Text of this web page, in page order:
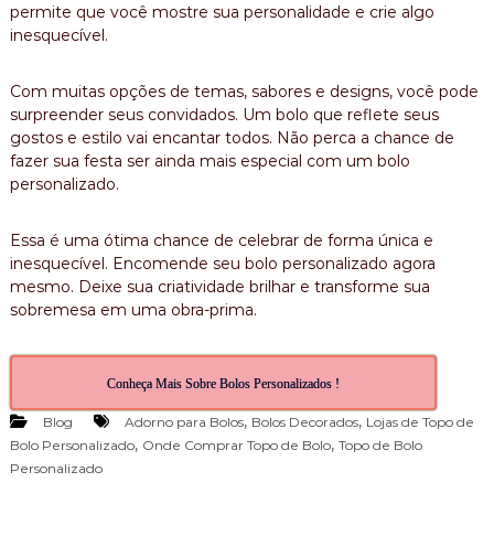
permite que você mostre sua personalidade e crie algo
inesquecível.
Com muitas opções de temas, sabores e designs, você pode
surpreender seus convidados. Um bolo que reflete seus
gostos e estilo vai encantar todos. Não perca a chance de
fazer sua festa ser ainda mais especial com um bolo
personalizado.
Essa é uma ótima chance de celebrar de forma única e
inesquecível. Encomende seu bolo personalizado agora
mesmo. Deixe sua criatividade brilhar e transforme sua
sobremesa em uma obra-prima.
Conheça Mais Sobre Bolos Personalizados !
Blog Adorno para Bolos, Bolos Decorados, Lojas de Topo de
Bolo Personalizado, Onde Comprar Topo de Bolo, Topo de Bolo
Personalizado